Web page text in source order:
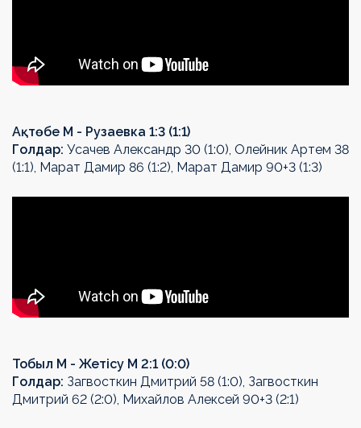
Ақтөбе М - Рузаевка 1:3 (1:1)
Голдар: Усачев Александр 30 (1:0), Олейник Артем 38
(1:1), Марат Дамир 86 (1:2), Марат Дамир 90+3 (1:3)
Тобыл М - Жетісу М 2:1 (0:0)
Голдар: Загвосткин Дмитрий 58 (1:0), Загвосткин
Дмитрий 62 (2:0), Михайлов Алексей 90+3 (2:1)